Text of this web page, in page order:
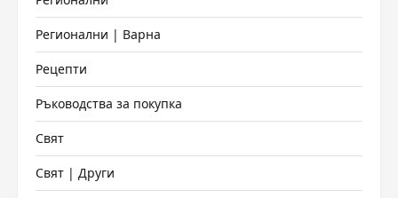
Регионални | Варна
Рецепти
Ръководства за покупка
Свят
Свят | Други